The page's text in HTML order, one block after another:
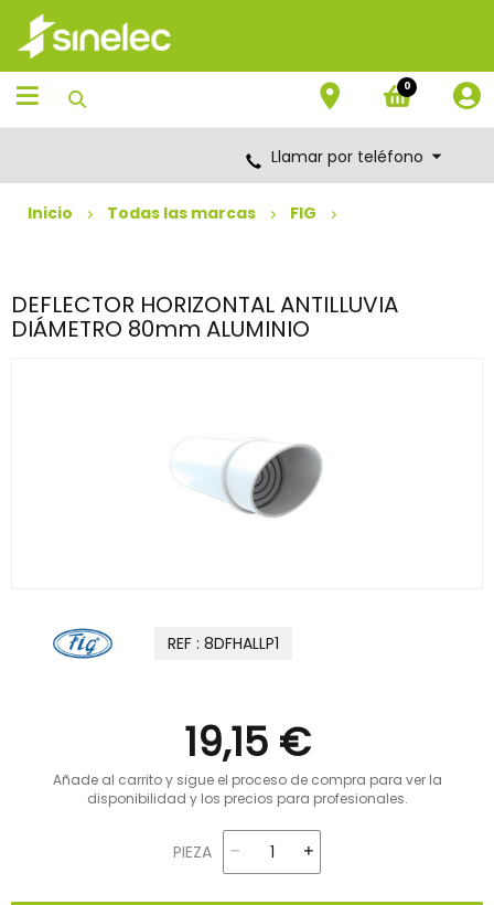
Saltar
contenido
Saltar
menú
de
navegación
0
Llamar por teléfono
Inicio Todas las marcas FIG
DEFLECTOR HORIZONTAL ANTILLUVIA
DIÁMETRO 80mm ALUMINIO
REF : 8DFHALLP1
19,15 €
Añade al carrito y sigue el proceso de compra para ver la
disponibilidad y los precios para profesionales.
PIEZA